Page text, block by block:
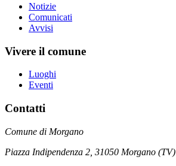
Notizie
Comunicati
Avvisi
Vivere il comune
Luoghi
Eventi
Contatti
Comune di Morgano
Piazza Indipendenza 2, 31050 Morgano (TV)